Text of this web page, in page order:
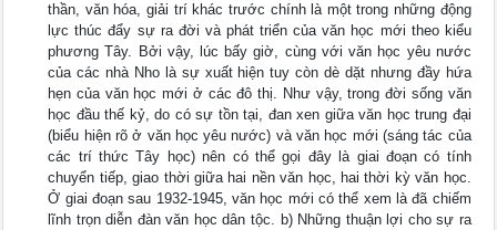
thần, văn hóa, giải trí khác trước chính là một trong những động
lực thúc đẩy sự ra đời và phát triển của văn học mới theo kiểu
phương Tây. Bởi vậy, lúc bấy giờ, cùng với văn học yêu nước
của các nhà Nho là sự xuất hiện tuy còn dè dặt nhưng đầy hứa
hẹn của văn học mới ở các đô thị. Như vậy, trong đời sống văn
học đầu thế kỷ, do có sự tồn tại, đan xen giữa văn học trung đại
(biểu hiện rõ ở văn học yêu nước) và văn học mới (sáng tác của
các trí thức Tây học) nên có thể gọi đây là giai đoạn có tính
chuyển tiếp, giao thời giữa hai nền văn học, hai thời kỳ văn học.
Ở giai đoạn sau 1932-1945, văn học mới có thể xem là đã chiếm
lĩnh trọn diễn đàn văn học dân tộc. b) Những thuận lợi cho sự ra